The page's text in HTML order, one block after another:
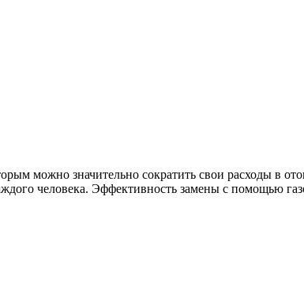
можно значительно сократить свои расходы в
человека. Эффективность замены с помощью